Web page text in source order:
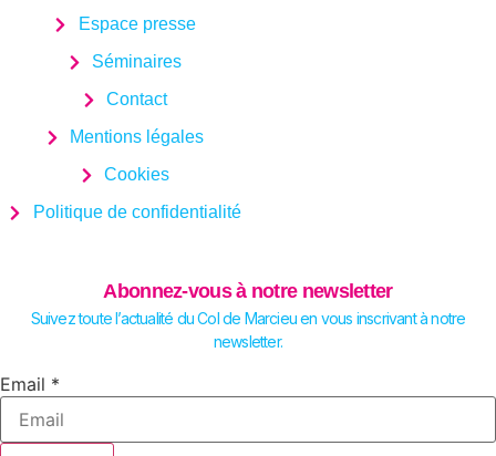
Espace presse
Séminaires
Contact
Mentions légales
Cookies
Politique de confidentialité
Abonnez-vous à notre newsletter
Suivez toute l’actualité du Col de Marcieu en vous inscrivant à notre
newsletter.
Email
Email *